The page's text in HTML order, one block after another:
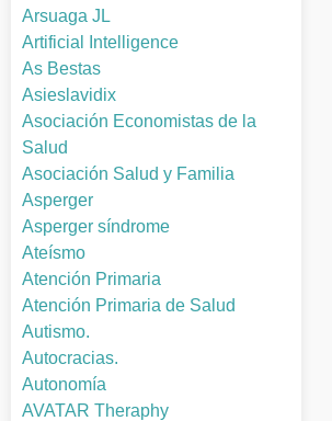
Arsuaga JL
Artificial Intelligence
As Bestas
Asieslavidix
Asociación Economistas de la
Salud
Asociación Salud y Familia
Asperger
Asperger síndrome
Ateísmo
Atención Primaria
Atención Primaria de Salud
Autismo.
Autocracias.
Autonomía
AVATAR Theraphy